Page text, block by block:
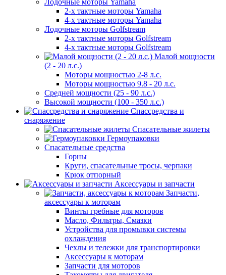
Лодочные моторы Yamaha
2-х тактные моторы Yamaha
4-х тактные моторы Yamaha
Лодочные моторы Golfstream
2-х тактные моторы Golfstream
4-х тактные моторы Golfstream
Малой мощности
(2 - 20 л.с.)
Моторы мощностью 2-8 л.с.
Моторы мощностью 9.8 - 20 л.с.
Средней мощности (25 - 90 л.с.)
Высокой мощности (100 - 350 л.с.)
Спассредства и
снаряжение
Спасательные жилеты
Гермоупаковки
Спасательные средства
Горны
Круги, спасательные тросы, черпаки
Крюк отпорный
Аксессуары и запчасти
Запчасти,
аксессуары к моторам
Винты гребные для моторов
Масло, Фильтры, Смазки
Устройства для промывки системы
охлаждения
Чехлы и тележки для транспортировки
Аксессуары к моторам
Запчасти для моторов